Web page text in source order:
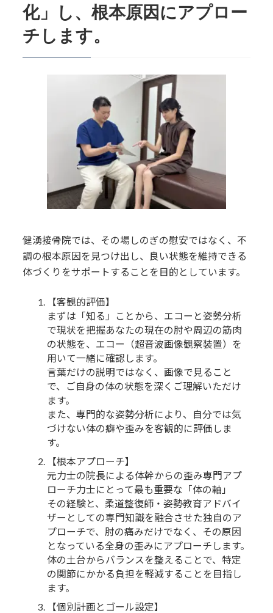
化」し、根本原因にアプロー
チします。
健湧接骨院では、その場しのぎの慰安ではなく、不
調の根本原因を見つけ出し、良い状態を維持できる
体づくりをサポートすることを目的としています。
【客観的評価】
まずは「知る」ことから、エコーと姿勢分析
で現状を把握あなたの現在の肘や周辺の筋肉
の状態を、エコー（超音波画像観察装置）を
用いて一緒に確認します。
言葉だけの説明ではなく、画像で見ること
で、ご自身の体の状態を深くご理解いただけ
ます。
また、専門的な姿勢分析により、自分では気
づけない体の癖や歪みを客観的に評価しま
す。
【根本アプローチ】
元力士の院長による体幹からの歪み専門アプ
ローチ力士にとって最も重要な「体の軸」
その経験と、柔道整復師・姿勢教育アドバイ
ザーとしての専門知識を融合させた独自のア
プローチで、肘の痛みだけでなく、その原因
となっている全身の歪みにアプローチします。
体の土台からバランスを整えることで、特定
の関節にかかる負担を軽減することを目指し
ます。
【個別計画とゴール設定】